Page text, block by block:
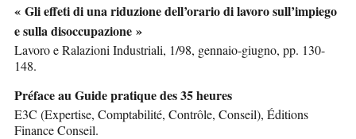
« Gli effeti di una riduzione dell’orario di lavoro sull’impiego
e sulla disoccupazione »
Lavoro e Ralazioni Industriali, 1/98, gennaio-giugno, pp. 130-
148.
Préface au Guide pratique des 35 heures
E3C (Expertise, Comptabilité, Contrôle, Conseil), Éditions
Finance Conseil.